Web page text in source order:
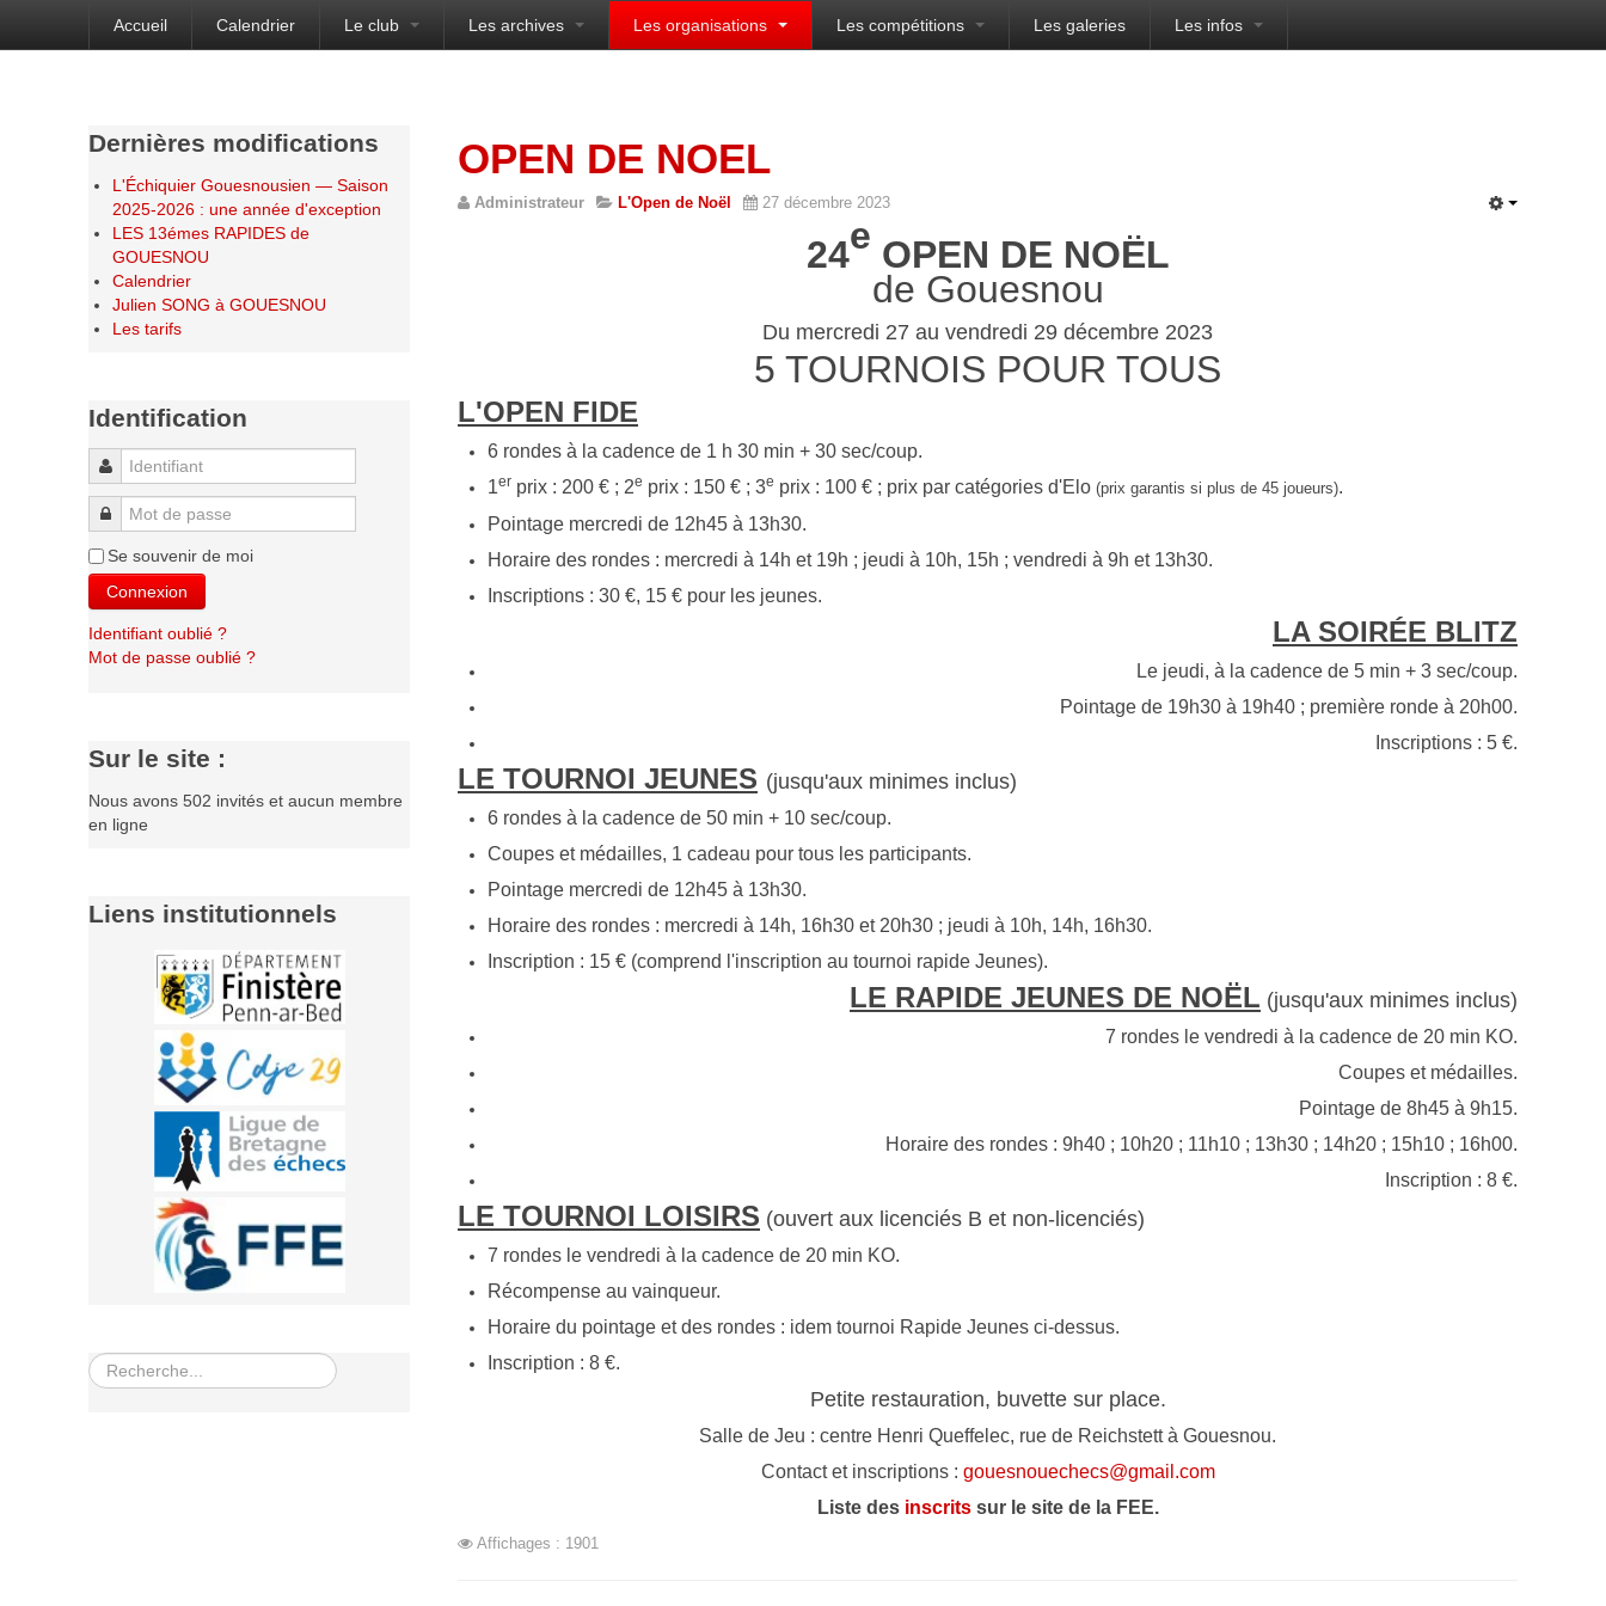
Bienvenue sur le site de l'Échiquier Gouesnousien
Accueil Calendrier Le club Les archives Les organisations Les compétitions Les galeries Les infos
OPEN DE NOEL
Administrateur L'Open de Noël 27 décembre 2023
24e OPEN DE NOËL
de Gouesnou
Du mercredi 27 au vendredi 29 décembre 2023
5 TOURNOIS POUR TOUS
L'OPEN FIDE
6 rondes à la cadence de 1 h 30 min + 30 sec/coup.
1er prix : 200 € ; 2e prix : 150 € ; 3e prix : 100 € ; prix par catégories d'Elo (prix garantis si plus de 45 joueurs).
Pointage mercredi de 12h45 à 13h30.
Horaire des rondes : mercredi à 14h et 19h ; jeudi à 10h, 15h ; vendredi à 9h et 13h30.
Inscriptions : 30 €, 15 € pour les jeunes.
LA SOIRÉE BLITZ
Le jeudi, à la cadence de 5 min + 3 sec/coup.
Pointage de 19h30 à 19h40 ; première ronde à 20h00.
Inscriptions : 5 €.
LE TOURNOI JEUNES (jusqu'aux minimes inclus)
6 rondes à la cadence de 50 min + 10 sec/coup.
Coupes et médailles, 1 cadeau pour tous les participants.
Pointage mercredi de 12h45 à 13h30.
Horaire des rondes : mercredi à 14h, 16h30 et 20h30 ; jeudi à 10h, 14h, 16h30.
Inscription : 15 € (comprend l'inscription au tournoi rapide Jeunes).
LE RAPIDE JEUNES DE NOËL (jusqu'aux minimes inclus)
7 rondes le vendredi à la cadence de 20 min KO.
Coupes et médailles.
Pointage de 8h45 à 9h15.
Horaire des rondes : 9h40 ; 10h20 ; 11h10 ; 13h30 ; 14h20 ; 15h10 ; 16h00.
Inscription : 8 €.
LE TOURNOI LOISIRS (ouvert aux licenciés B et non-licenciés)
7 rondes le vendredi à la cadence de 20 min KO.
Récompense au vainqueur.
Horaire du pointage et des rondes : idem tournoi Rapide Jeunes ci-dessus.
Inscription : 8 €.
Petite restauration, buvette sur place.
Salle de Jeu : centre Henri Queffelec, rue de Reichstett à Gouesnou.
Contact et inscriptions : gouesnouechecs@gmail.com
Liste des inscritssur le site de la FEE.
Affichages : 1901
Dernières modifications
L'Échiquier Gouesnousien — Saison
2025-2026 : une année d'exception
LES 13émes RAPIDES de
GOUESNOU
Calendrier
Julien SONG à GOUESNOU
Les tarifs
Identification
Identifiant
Mot de passe
Se souvenir de moi
Connexion
Identifiant oublié ?
Mot de passe oublié ?
Sur le site :
Nous avons 502 invités et aucun membre
en ligne
Liens institutionnels
Rechercher